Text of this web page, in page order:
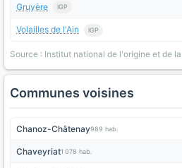
Gruyère IGP
Volailles de l'Ain IGP
Source : Institut national de l'origine et de
Communes voisines
Chanoz-Châtenay989 hab.
Chaveyriat1 078 hab.